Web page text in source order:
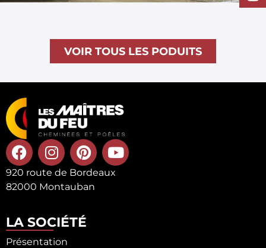
VOIR TOUS LES PODUITS
920 route de Bordeaux
82000 Montauban
LA SOCIÉTÉ
Présentation